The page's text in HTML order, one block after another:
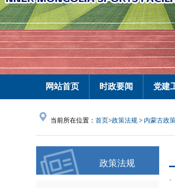
网站首页 时政要闻 党建
当前所在位置： 首页>政策法规 > 内蒙古政
政策法规
•